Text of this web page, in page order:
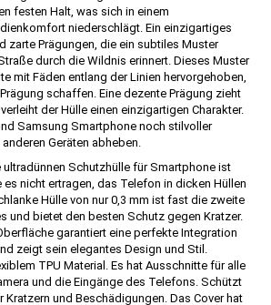
festen Halt, was sich in einem
niederschlägt. Ein einzigartiges
zarte Prägungen, die ein subtiles Muster
durch die Wildnis erinnert. Dieses Muster
mit Fäden entlang der Linien hervorgehoben,
schaffen. Eine dezente Prägung zieht
der Hülle einen einzigartigen Charakter.
Samsung Smartphone noch stilvoller
Geräten abheben.
ultradünnen Schutzhülle für Smartphone ist
nicht ertragen, das Telefon in dicken Hüllen
Hülle von nur 0,3 mm ist fast die zweite
und bietet den besten Schutz gegen Kratzer.
garantiert eine perfekte Integration
zeigt sein elegantes Design und Stil.
TPU Material. Es hat Ausschnitte für alle
und die Eingänge des Telefons. Schützt
und Beschädigungen. Das Cover hat